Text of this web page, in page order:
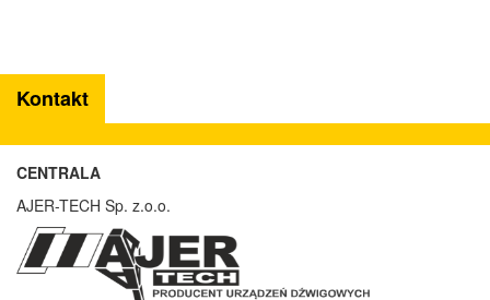
Kontakt
CENTRALA
AJER-TECH Sp. z.o.o.